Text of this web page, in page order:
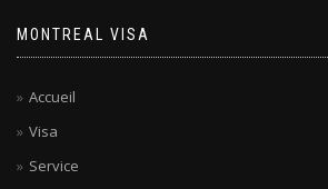
MONTREAL VISA
Accueil
Visa
Service